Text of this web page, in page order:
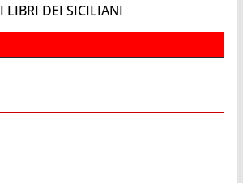
I LIBRI DEI SICILIANI